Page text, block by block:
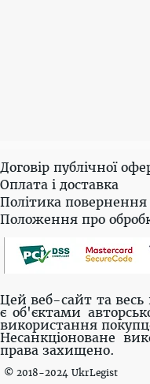
Договір публічної
Оплата і доставка
Політика повернення
Положення про
Цей веб-сайт та весь
є об'єктами
використання
Несанкціоноване
права захищено.
© 2018-2024 UkrLegist